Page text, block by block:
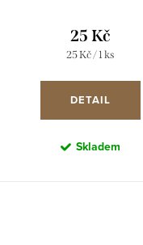
25 Kč
Měrná
25 Kč / 1 ks
DETAIL
Skladem